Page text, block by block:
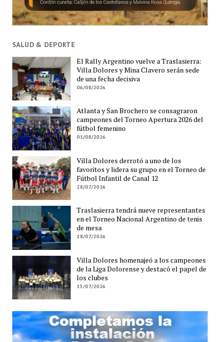
SALUD & DEPORTE
El Rally Argentino vuelve a Traslasierra:
Villa Dolores y Mina Clavero serán sede
de una fecha decisiva
06/08/2026
Atlanta y San Brochero se consagraron
campeones del Torneo Apertura 2026 del
fútbol femenino
01/08/2026
Villa Dolores derrotó a uno de los
favoritos y lidera su grupo en el Torneo de
Fútbol Infantil de Canal 12
28/07/2026
Traslasierra tendrá nueve representantes
en el Torneo Nacional Argentino de tenis
de mesa
18/07/2026
Villa Dolores homenajeó a los campeones
de la Liga Dolorense y destacó el papel de
los clubes
15/07/2026